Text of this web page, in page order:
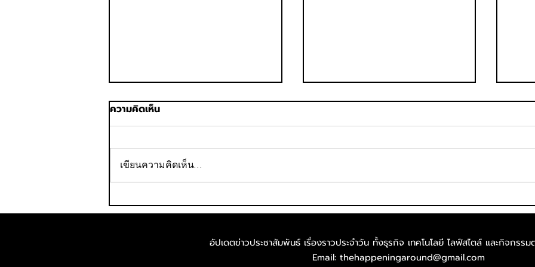
จับมือสภากาชาดไทย ลงนาม
ช่วยเหลือผู้ประสบภัย
ครอบครัว รับมอบสิ่งของ
บริจาคจาก ราชาชูรส หนุน
ภารกิจพัฒนาทักษะอาชีพ ยก
กำลั
ร่ว
สมดุ
ความคิดเห็น
เขียนความคิดเห็น…
อัปเดตข่าวประชาสัมพันธ์ เรื่องราวประจำวัน ทั้งธุรกิจ เทคโนโลยี ไลฟ์สไตล์​ และกิจกรรม
Email: thehappeningaround@gmail.com